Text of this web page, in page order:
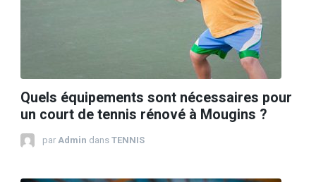
Quels équipements sont nécessaires pour
un court de tennis rénové à Mougins ?
par Admin dans TENNIS